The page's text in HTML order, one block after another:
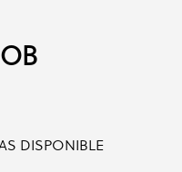
DISPONIBLE